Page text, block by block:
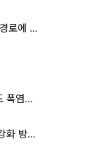
태풍 '돌핀' 이어 '찬홈' 등장…예상 경로에 한국 '한숨'
오늘 KBO 긴급 실행위원회, 주말도 폭염취소 될까
삼성전자·SK하이닉스 “주주 환원 강화 방안 마련”